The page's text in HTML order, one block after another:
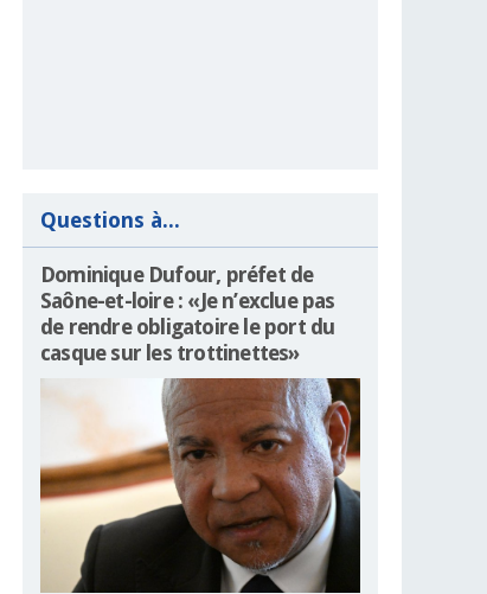
Questions à...
Dominique Dufour, préfet de
Saône-et-loire : «Je n’exclue pas
de rendre obligatoire le port du
casque sur les trottinettes»